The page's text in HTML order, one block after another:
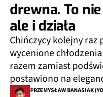
drewna. To
ale i działa
Chińczycy kolejny
wycenione
razem zamiast
postawiono na
PRZEMYSŁAW BANASIAK